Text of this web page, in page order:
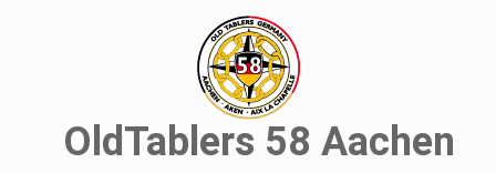
OldTablers 58 Aachen